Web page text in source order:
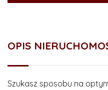
OPIS
Szukasz sposobu na